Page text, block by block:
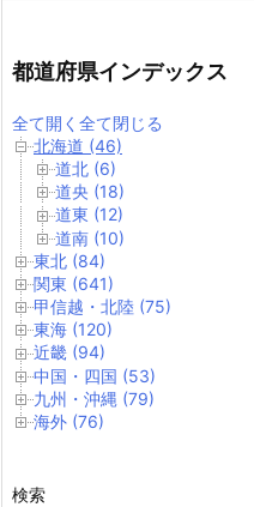
都道府県インデックス
全て開く 全て閉じる
北海道 (46)
道北 (6)
道央 (18)
道東 (12)
道南 (10)
東北 (84)
関東 (641)
甲信越・北陸 (75)
東海 (120)
近畿 (94)
中国・四国 (53)
九州・沖縄 (79)
海外 (76)
検索